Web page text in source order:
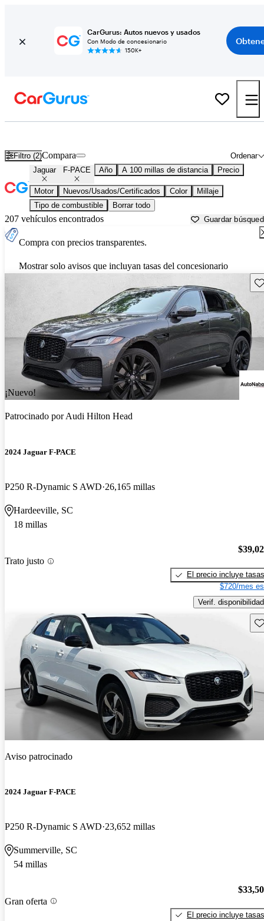
CarGurus: Autos nuevos y usados
Con Modo de concesionario
150K+
Filtro (2) Ordenar
Compara
Jaguar F-PACE Año A 100 millas de distancia Precio
Motor Nuevos/Usados/Certificados Color
Millaje
Tipo de combustible
Borrar todo
207 vehículos encontrados Guardar
Compra con precios transparentes.
Mostrar solo avisos que incluyan tasas del concesionario
¡Nuevo!
Patrocinado porAudi Hilton Head
2024 Jaguar F-PACE
P250 R-Dynamic S AWD 26,165 millas
Hardeeville, SC
18 millas
Trato justo
El precio incluye tasas
$720/mes
Verif. disponibilidad
Aviso patrocinado
2024 Jaguar F-PACE
P250 R-Dynamic S AWD 23,652 millas
Summerville, SC
54 millas
Gran oferta
El precio incluye tasas